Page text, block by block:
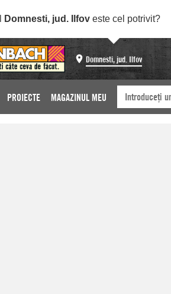
Domnesti, jud. Ilfov este cel potrivit?
Domnesti, jud. Ilfov
PROIECTE MAGAZINUL MEU